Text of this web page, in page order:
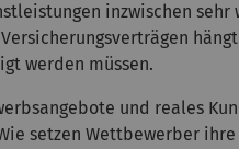
inzwischen sehr
werden müssen.
und reales
setzen Wettbewerber ihre